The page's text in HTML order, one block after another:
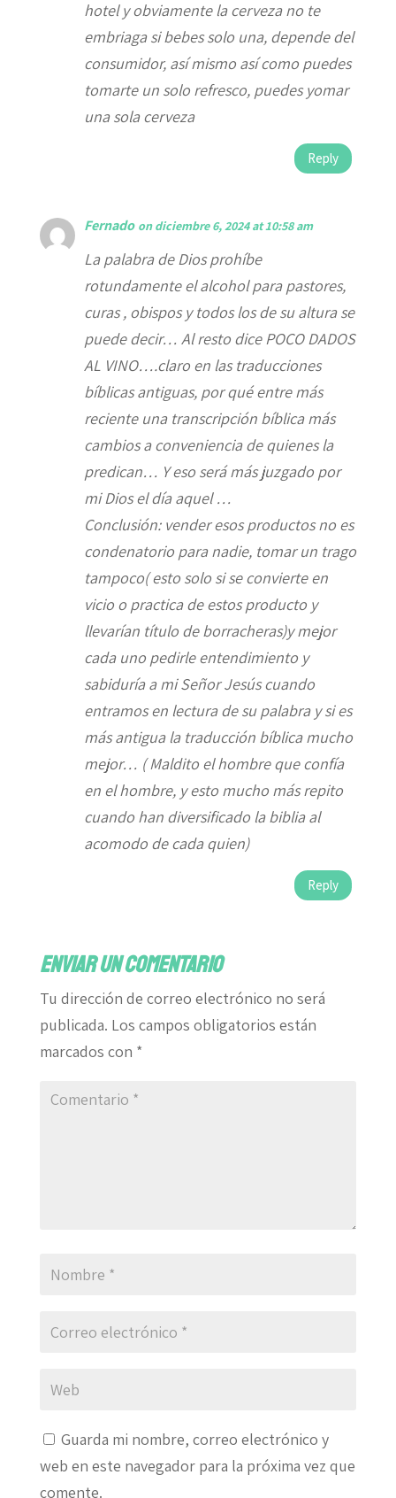
hotel y obviamente la cerveza no te
embriaga si bebes solo una, depende del
consumidor, así mismo así como puedes
tomarte un solo refresco, puedes yomar
una sola cerveza
Reply
Fernado on diciembre 6, 2024 at 10:58 am
La palabra de Dios prohíbe
rotundamente el alcohol para pastores,
curas , obispos y todos los de su altura se
puede decir… Al resto dice POCO DADOS
AL VINO….claro en las traducciones
bíblicas antiguas, por qué entre más
reciente una transcripción bíblica más
cambios a conveniencia de quienes la
predican… Y eso será más juzgado por
mi Dios el día aquel …
Conclusión: vender esos productos no es
condenatorio para nadie, tomar un trago
tampoco( esto solo si se convierte en
vicio o practica de estos producto y
llevarían título de borracheras)y mejor
cada uno pedirle entendimiento y
sabiduría a mi Señor Jesús cuando
entramos en lectura de su palabra y si es
más antigua la traducción bíblica mucho
mejor… ( Maldito el hombre que confía
en el hombre, y esto mucho más repito
cuando han diversificado la biblia al
acomodo de cada quien)
Reply
Enviar un comentario
Tu dirección de correo electrónico no será
publicada. Los campos obligatorios están
marcados con *
Guarda mi nombre, correo electrónico y
web en este navegador para la próxima vez que
comente.